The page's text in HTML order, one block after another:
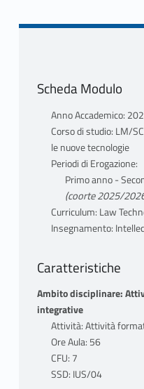
Scheda Modulo
Anno Accademico:
Corso di studio: LM/
le nuove tecnologie
Periodi di Erogazione:
Primo anno -
(coorte 2025/
Curriculum: Law
Insegnamento:
Caratteristiche
Ambito disciplinare:
integrative
Attività: Attività
Ore Aula: 56
CFU: 7
SSD: IUS/04